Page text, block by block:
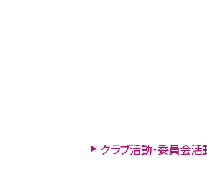
クラブ活動・委員会活